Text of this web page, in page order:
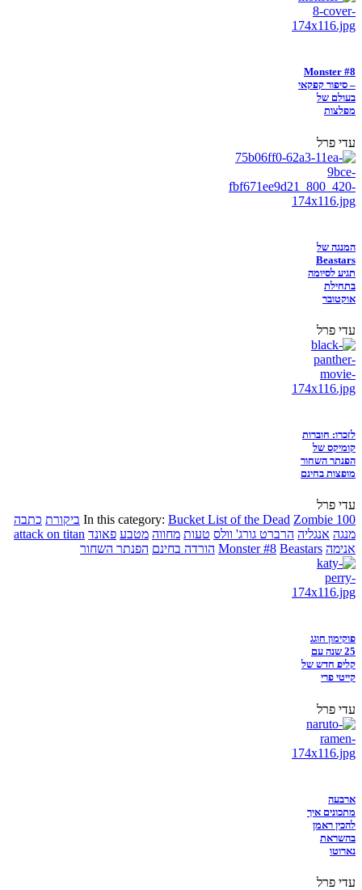
Monster #8
– סיפור קפקאי
בעולם של
מפלצות
עדי פרל
המנגה של
Beastars
תגיע לסיומה
בתחילת
אוקטובר
עדי פרל
לזכרו: חוברות
קומיקס של
הפנתר השחור
מופצות בחינם
עדי פרל
In this category: Bucket List of the Dead Zombie 100 ביקורת כתבה
מנגה אנגליה הרברט גורג' וולס טעות מחווה מטבע פאונד attack on titan
אנימה
Monster #8 Beastars הורדה בחינם הפנתר השחור
פוקימון חוגג
25 שנה עם
קליפ חדש של
קייטי פרי
עדי פרל
ארבעה
מתכונים איך
להכין ראמן
בהשראת
נארוטו
עדי פרל